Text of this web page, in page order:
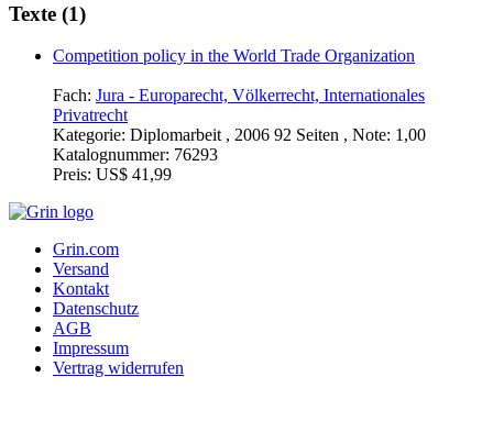
Texte (1)
Competition policy in the World Trade Organization
Fach: Jura - Europarecht, Völkerrecht, Internationales
Privatrecht
Kategorie: Diplomarbeit , 2006 92 Seiten , Note: 1,00
Katalognummer: 76293
Preis: US$ 41,99
Grin.com
Versand
Kontakt
Datenschutz
AGB
Impressum
Vertrag widerrufen